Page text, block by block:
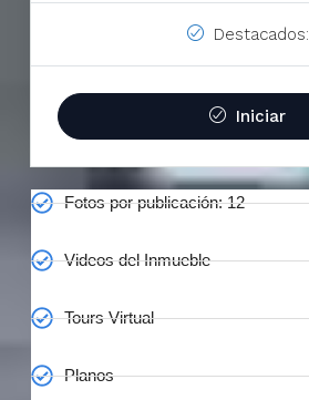
Destacados:
Iniciar
Fotos por publicación: 12
Videos del Inmueble
Tours Virtual
Planos